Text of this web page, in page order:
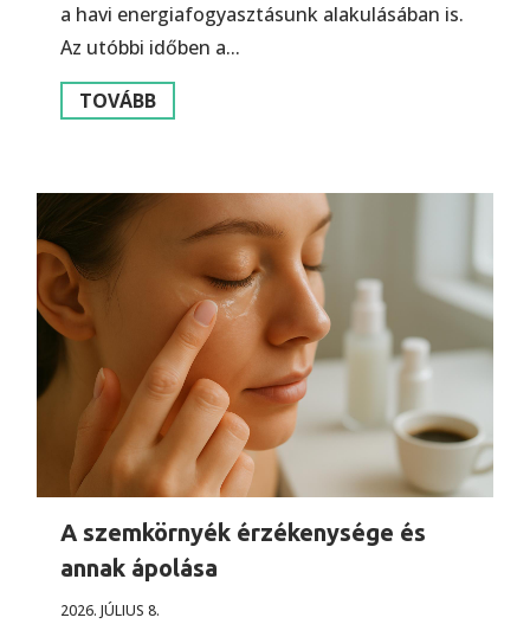
a havi energiafogyasztásunk alakulásában is.
Az utóbbi időben a...
TOVÁBB
A szemkörnyék érzékenysége és
annak ápolása
2026. JÚLIUS 8.